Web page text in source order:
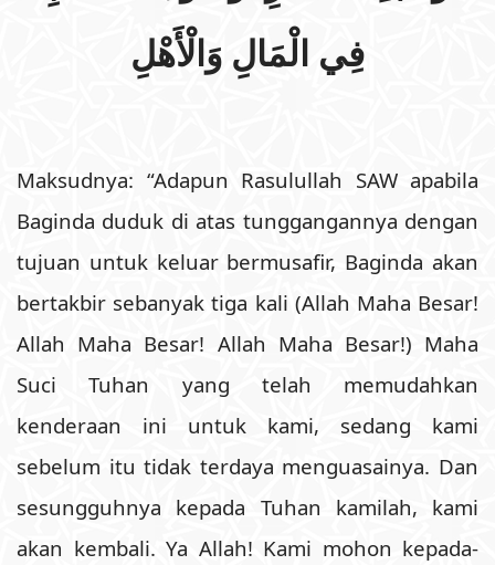
فِي الْمَالِ وَالْأَهْلِ
Maksudnya: “Adapun Rasulullah SAW apabila
Baginda duduk di atas tunggangannya dengan
tujuan untuk keluar bermusafir, Baginda akan
bertakbir sebanyak tiga kali (Allah Maha Besar!
Allah Maha Besar! Allah Maha Besar!) Maha
Suci Tuhan yang telah memudahkan
kenderaan ini untuk kami, sedang kami
sebelum itu tidak terdaya menguasainya. Dan
sesungguhnya kepada Tuhan kamilah, kami
akan kembali. Ya Allah! Kami mohon kepada-